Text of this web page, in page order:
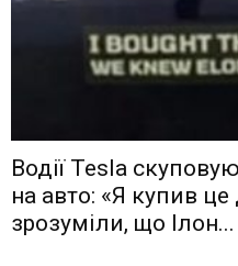
Водії Tesla
на авто: «Я купив
зрозуміли, що Ілон...